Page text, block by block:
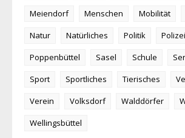
Meiendorf
Menschen Mobilität
Natur
Natürliches Politik
Poppenbüttel
Sasel Schule
Sport
Sportliches Tierisches
Verein
Volksdorf Walddörfer
Wellingsbüttel